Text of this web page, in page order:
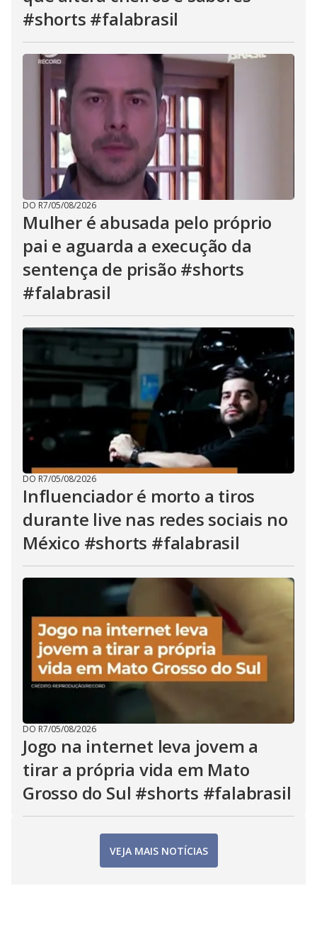
#shorts #falabrasil
DO R7/05/08/2026
Mulher é abusada pelo próprio
pai e aguarda a execução da
sentença de prisão #shorts
#falabrasil
DO R7/05/08/2026
Influenciador é morto a tiros
durante live nas redes sociais no
México #shorts #falabrasil
DO R7/05/08/2026
Jogo na internet leva jovem a
tirar a própria vida em Mato
Grosso do Sul #shorts #falabrasil
VEJA MAIS NOTÍCIAS